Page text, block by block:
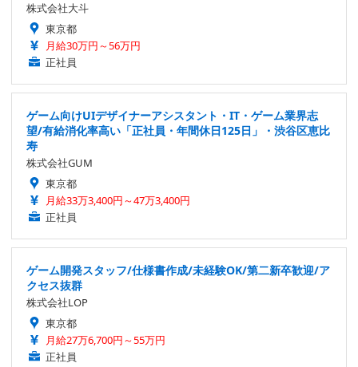
株式会社大斗
東京都
月給30万円～56万円
正社員
ゲーム向けUIデザイナーアシスタント・IT・ゲーム業界志
望/有給消化率高い「正社員・年間休日125日」・渋谷区恵比
寿
株式会社GUM
東京都
月給33万3,400円～47万3,400円
正社員
ゲーム開発スタッフ/仕様書作成/未経験OK/第二新卒歓迎/ア
クセス抜群
株式会社LOP
東京都
月給27万6,700円～55万円
正社員